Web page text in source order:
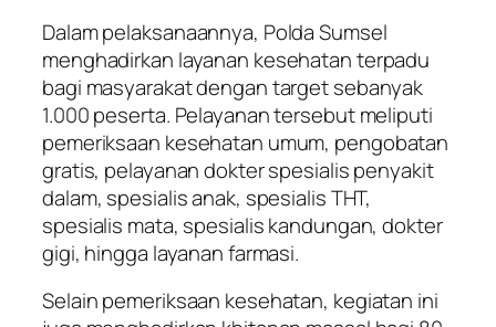
Dalam pelaksanaannya, Polda Sumsel
menghadirkan layanan kesehatan terpadu
bagi masyarakat dengan target sebanyak
1.000 peserta. Pelayanan tersebut meliputi
pemeriksaan kesehatan umum, pengobatan
gratis, pelayanan dokter spesialis penyakit
dalam, spesialis anak, spesialis THT,
spesialis mata, spesialis kandungan, dokter
gigi, hingga layanan farmasi.
Selain pemeriksaan kesehatan, kegiatan ini